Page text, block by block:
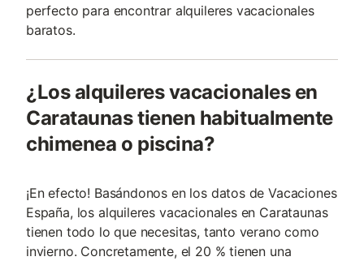
perfecto para encontrar alquileres vacacionales
baratos.
¿Los alquileres vacacionales en
Carataunas tienen habitualmente
chimenea o piscina?
¡En efecto! Basándonos en los datos de Vacaciones
España, los alquileres vacacionales en Carataunas
tienen todo lo que necesitas, tanto verano como
invierno. Concretamente, el 20 % tienen una